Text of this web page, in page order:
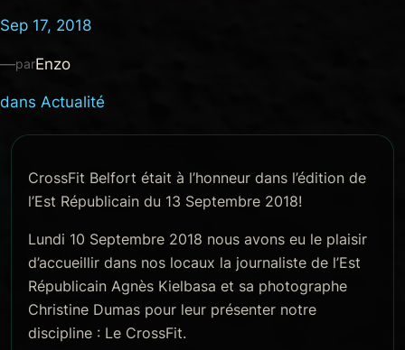
Sep 17, 2018
—parEnzo
dans Actualité
CrossFit Belfort était à l’honneur dans l’édition de
l’Est Républicain du 13 Septembre 2018!
Lundi 10 Septembre 2018 nous avons eu le plaisir
d’accueillir dans nos locaux la journaliste de l’Est
Républicain Agnès Kielbasa et sa photographe
Christine Dumas pour leur présenter notre
discipline : Le CrossFit.